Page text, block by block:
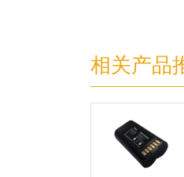
相关产品